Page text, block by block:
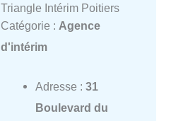
Triangle Intérim Poitiers
Catégorie : Agence
d'intérim
Adresse : 31
Boulevard du